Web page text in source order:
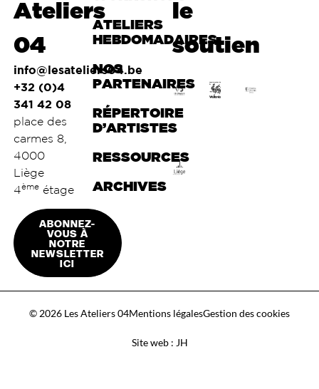
Ateliers
04
info@lesateliers04.be
+32 (0)4
341 42 08
place des
carmes 8,
4000
Liège
4èmeétage
ABONNEZ-
VOUS À
NOTRE
NEWSLETTER
ICI
ATELIERS
HEBDOMADAIRES
NOS
PARTENAIRES
RÉPERTOIRE
D’ARTISTES
RESSOURCES
ARCHIVES
le
soutien
© 2026 Les Ateliers 04Mentions légalesGestion des cookies
Site web : JH